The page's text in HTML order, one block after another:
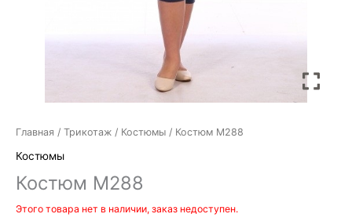
Главная / Трикотаж / Костюмы / Костюм М288
Костюмы
Костюм М288
Этого товара нет в наличии, заказ недоступен.